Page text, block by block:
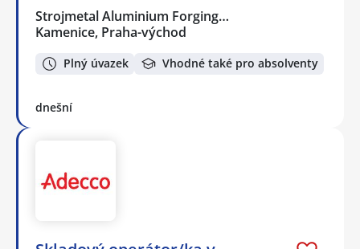
Strojmetal Aluminium Forging…
Kamenice, Praha-východ
Plný úvazek Vhodné také pro absolventy
dnešní